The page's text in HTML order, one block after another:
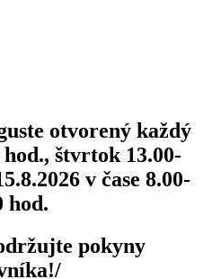
otvorený každý
štvrtok 13.00-
v čase 8.00-
hod.
pokyny